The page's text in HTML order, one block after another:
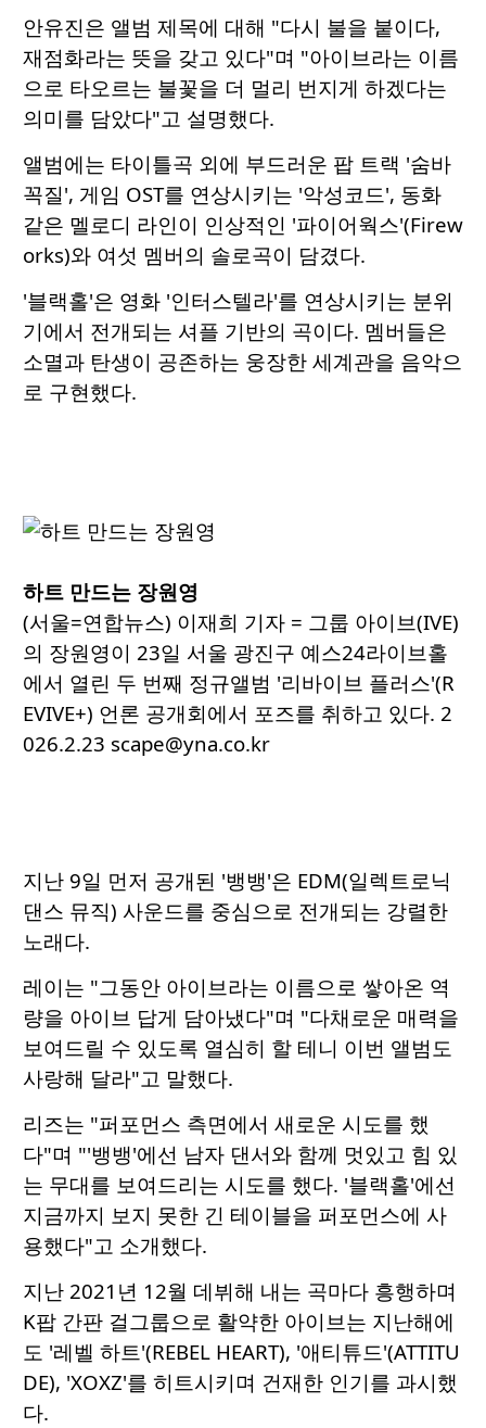
안유진은 앨범 제목에 대해 "다시 불을 붙이다,
재점화라는 뜻을 갖고 있다"며 "아이브라는 이름
으로 타오르는 불꽃을 더 멀리 번지게 하겠다는
의미를 담았다"고 설명했다.
앨범에는 타이틀곡 외에 부드러운 팝 트랙 '숨바
꼭질', 게임 OST를 연상시키는 '악성코드', 동화
같은 멜로디 라인이 인상적인 '파이어웍스'(Firew
orks)와 여섯 멤버의 솔로곡이 담겼다.
'블랙홀'은 영화 '인터스텔라'를 연상시키는 분위
기에서 전개되는 셔플 기반의 곡이다. 멤버들은
소멸과 탄생이 공존하는 웅장한 세계관을 음악으
로 구현했다.
하트 만드는 장원영
(서울=연합뉴스) 이재희 기자 = 그룹 아이브(IVE)
의 장원영이 23일 서울 광진구 예스24라이브홀
에서 열린 두 번째 정규앨범 '리바이브 플러스'(R
EVIVE+) 언론 공개회에서 포즈를 취하고 있다. 2
026.2.23 scape@yna.co.kr
지난 9일 먼저 공개된 '뱅뱅'은 EDM(일렉트로닉
댄스 뮤직) 사운드를 중심으로 전개되는 강렬한
노래다.
레이는 "그동안 아이브라는 이름으로 쌓아온 역
량을 아이브 답게 담아냈다"며 "다채로운 매력을
보여드릴 수 있도록 열심히 할 테니 이번 앨범도
사랑해 달라"고 말했다.
리즈는 "퍼포먼스 측면에서 새로운 시도를 했
다"며 "'뱅뱅'에선 남자 댄서와 함께 멋있고 힘 있
는 무대를 보여드리는 시도를 했다. '블랙홀'에선
지금까지 보지 못한 긴 테이블을 퍼포먼스에 사
용했다"고 소개했다.
지난 2021년 12월 데뷔해 내는 곡마다 흥행하며
K팝 간판 걸그룹으로 활약한 아이브는 지난해에
도 '레벨 하트'(REBEL HEART), '애티튜드'(ATTITU
DE), 'XOXZ'를 히트시키며 건재한 인기를 과시했
다.